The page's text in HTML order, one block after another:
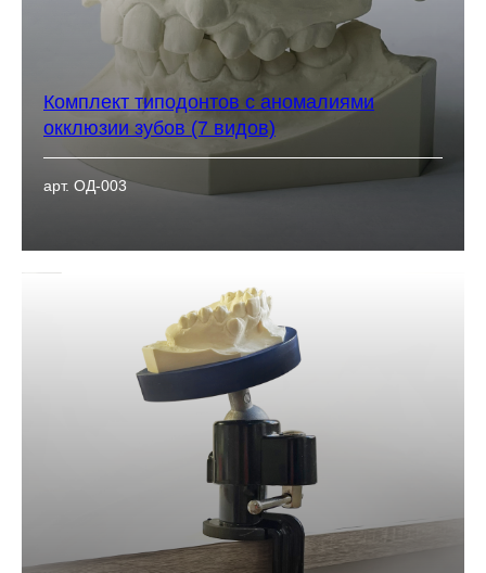
Комплект типодонтов с аномалиями
окклюзии зубов (7 видов)
арт. ОД-003